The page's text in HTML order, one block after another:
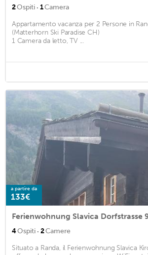
2Ospiti · 1Camera
Appartamento vacanza per 2 Persone in
(Matterhorn Ski Paradise CH)
1 Camera da letto, TV ...
a partire da
133€
Ferienwohnung Slavica Dorfstrasse
4Ospiti · 2Camere
Situato a Randa, il Ferienwohnung Slavica